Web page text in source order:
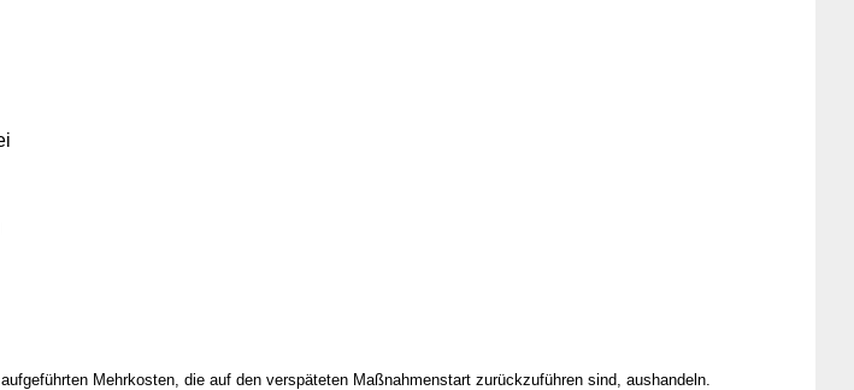
Mehrkosten, die auf den verspäteten Maßnahmenstart zurückzuführen sind, aushandeln.